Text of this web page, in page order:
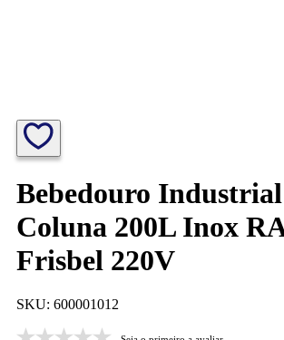
Bebedouro
Coluna 200L Inox
Frisbel 220V
SKU: 600001012